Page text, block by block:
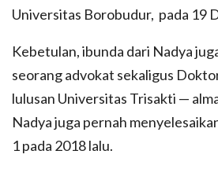
Universitas Borobudur, pada 19
Kebetulan, ibunda dari Nadya
seorang advokat sekaligus
lulusan Universitas Trisakti —
Nadya juga pernah
1 pada 2018 lalu.